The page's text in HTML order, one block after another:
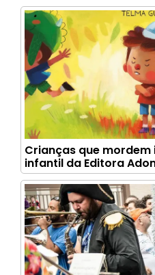
Crianças que
infantil da Editora